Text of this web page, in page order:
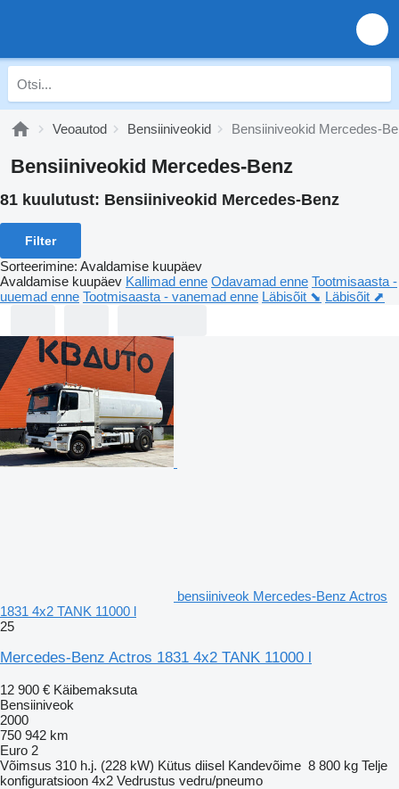
Veoautod Bensiiniveokid Bensiiniveokid Mercedes-
Bensiiniveokid Mercedes-Benz
81 kuulutust: Bensiiniveokid Mercedes-Benz
Filter
Sorteerimine: Avaldamise kuupäev
Avaldamise kuupäev Kallimad enne Odavamad enne Tootmisaasta -
uuemad enne Tootmisaasta - vanemad enne Läbisõit ⬊ Läbisõit ⬈
bensiiniveok Mercedes-Benz Actros
1831 4x2 TANK 11000 l
25
Mercedes-Benz Actros 1831 4x2 TANK 11000 l
12 900 € Käibemaksuta
Bensiiniveok
2000
750 942 km
Euro 2
Võimsus 310 h.j. (228 kW) Kütus diisel Kandevõime 8 800 kg Telje
konfiguratsioon 4x2 Vedrustus vedru/pneumo